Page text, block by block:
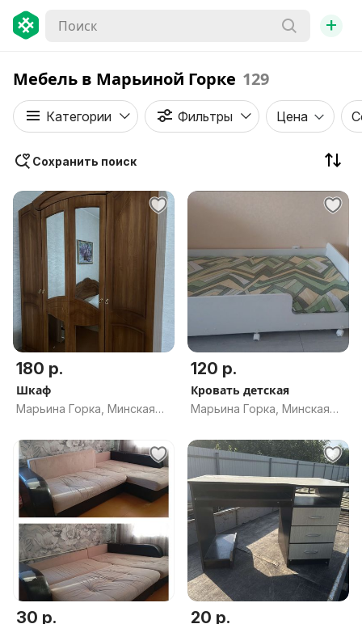
+
Мебель в Марьиной Горке 129
Категории Фильтры Цена
Сохранить поиск
180 р.
Шкаф
Марьина Горка, Минская
120 р.
Кровать детская
Марьина Горка, Минская
30 р. 20 р.